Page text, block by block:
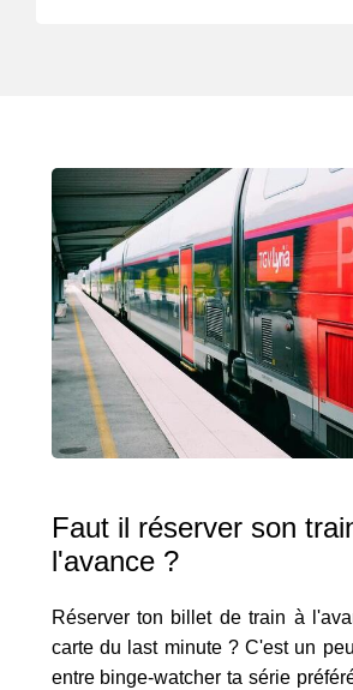
Faut il réserver son
l'avance ?
Réserver ton billet de train à
carte du last minute ? C'est un
entre binge-watcher ta série